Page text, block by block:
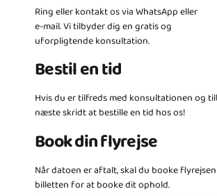
Ring eller kontakt os via WhatsApp eller
e-mail. Vi tilbyder dig en gratis og
uforpligtende konsultation.
Bestil en tid
Hvis du er tilfreds med konsultationen og
næste skridt at bestille en tid hos os!
Book din flyrejse
Når datoen er aftalt, skal du booke
billetten for at booke dit ophold.